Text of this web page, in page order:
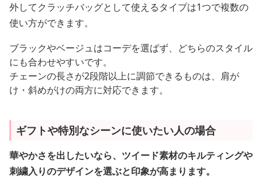
外してクラッチバッグとして使えるタイプは1つで複数の
使い方ができます。
ブラックやベージュはコーデを選ばず、どちらのスタイル
にも合わせやすいです。
チェーンの長さが2段階以上に調節できるものは、肩が
け・斜めがけの両方に対応できます。
ギフトや特別なシーンに使いたい人の場合
華やかさを出したいなら、ツイード素材のキルティングや
刺繍入りのデザインを選ぶと印象が高まります。